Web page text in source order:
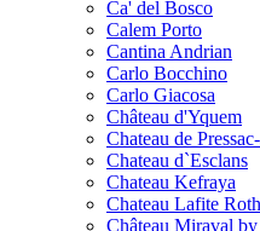
Ca' del Bosco
Calem Porto
Cantina Andrian
Carlo Bocchino
Carlo Giacosa
Château d'Yquem
Chateau de
Chateau d`Esclans
Chateau Kefraya
Chateau Lafite
Château Miraval